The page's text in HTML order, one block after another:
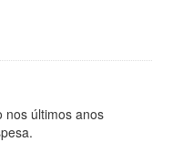
nos últimos anos